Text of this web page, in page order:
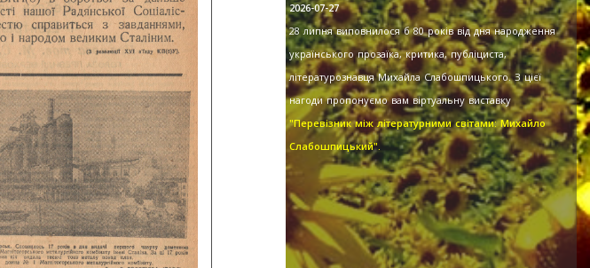
2026-07-27
28 липня виповнилося б 80 років від дня народження
українського прозаїка, критика, публіциста,
літературознавця Михайла Слабошпицького. З цієї
нагоди пропонуємо вам віртуальну виставку
"Перевізник між літературними світами: Михайло
Слабошпицький".